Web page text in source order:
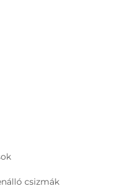
csizmák